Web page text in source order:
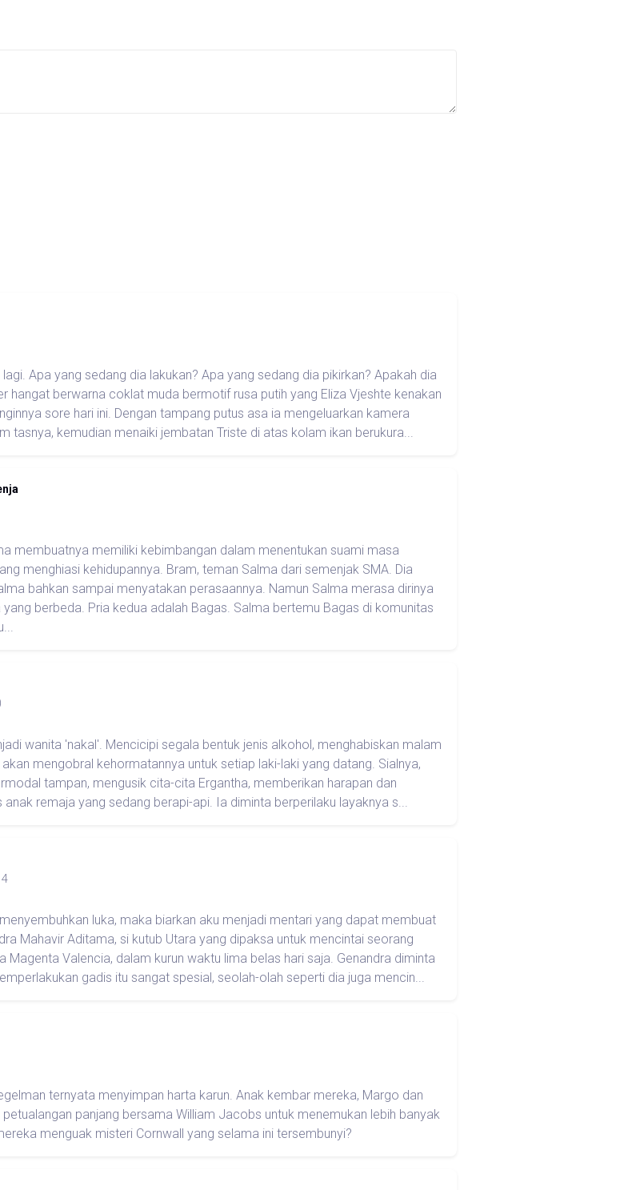
Apa yang sedang dia lakukan? Apa yang sedang dia pikirkan? Apakah dia
hangat berwarna coklat muda bermotif rusa putih yang Eliza Vjeshte kenakan
sore hari ini. Dengan tampang putus asa ia mengeluarkan kamera
tasnya, kemudian menaiki jembatan Triste di atas kolam ikan berukura...
membuatnya memiliki kebimbangan dalam menentukan suami masa
menghiasi kehidupannya. Bram, teman Salma dari semenjak SMA. Dia
bahkan sampai menyatakan perasaannya. Namun Salma merasa dirinya
berbeda. Pria kedua adalah Bagas. Salma bertemu Bagas di komunitas
wanita 'nakal'. Mencicipi segala bentuk jenis alkohol, menghabiskan malam
mengobral kehormatannya untuk setiap laki-laki yang datang. Sialnya,
tampan, mengusik cita-cita Ergantha, memberikan harapan dan
anak remaja yang sedang berapi-api. Ia diminta berperilaku layaknya s...
luka, maka biarkan aku menjadi mentari yang dapat membuat
Mahavir Aditama, si kutub Utara yang dipaksa untuk mencintai seorang
Magenta Valencia, dalam kurun waktu lima belas hari saja. Genandra diminta
gadis itu sangat spesial, seolah-olah seperti dia juga mencin...
ternyata menyimpan harta karun. Anak kembar mereka, Margo dan
panjang bersama William Jacobs untuk menemukan lebih banyak
menguak misteri Cornwall yang selama ini tersembunyi?